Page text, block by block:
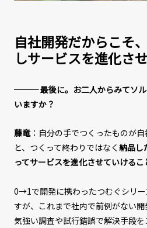
自社開発だからこそ
しサービスを進化さ
─── 最後に。お二人からみてソル
いますか？
藤竜：自分の手でつくったものが
と、つくって終わりではなく 納品し
ってサービスを進化させていけるこ
0→1で開発に携わったつむぐシリ
すが、これまで社内で前例がない
気強い調査や試行錯誤で解決手段